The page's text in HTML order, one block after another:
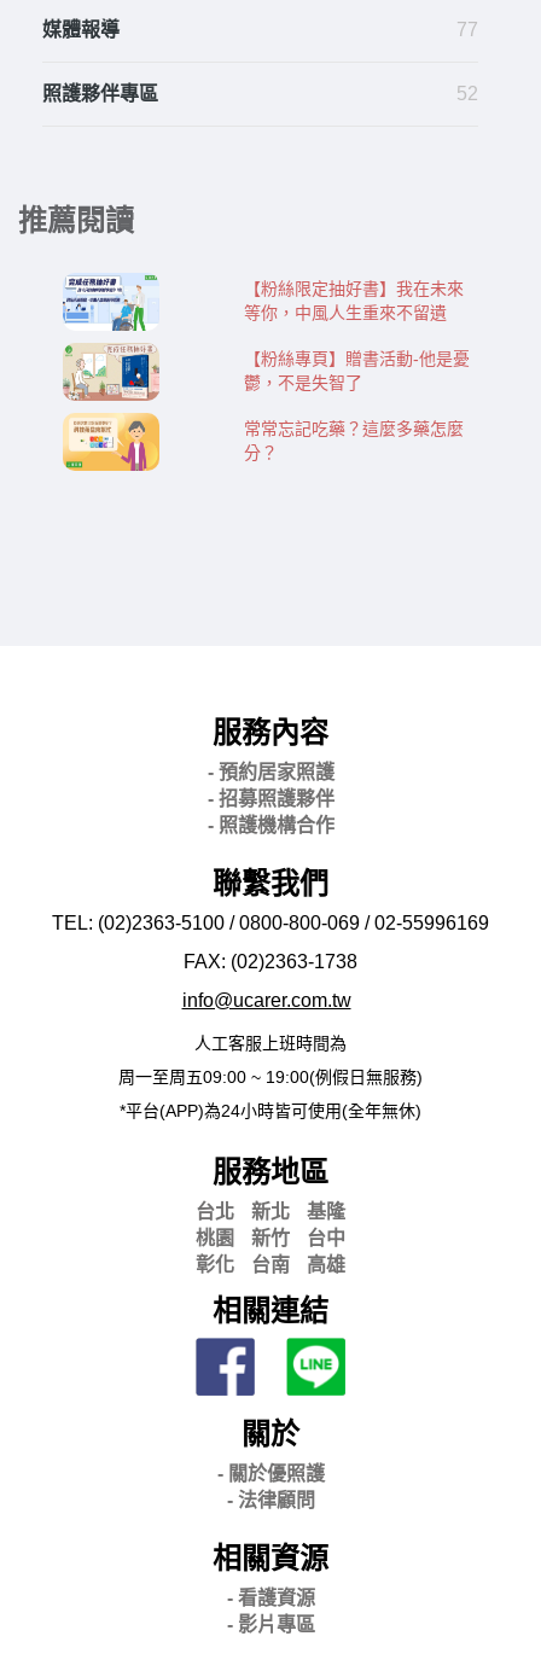
媒體報導 77
照護夥伴專區 52
推薦閱讀
【粉絲限定抽好書】我在未來
等你，中風人生重來不留遺
【粉絲專頁】贈書活動-​​他是憂
鬱，不是失智了
常常忘記吃藥？這麼多藥怎麼
分？
服務內容
- 預約居家照護
- 招募照護夥伴
- 照護機構合作
聯繫我們
TEL: (02)2363-5100 / 0800-800-069 / 02-55996169
FAX: (02)2363-1738
info@ucarer.com.tw
人工客服上班時間為
周一至周五09:00 ~ 19:00(例假日無服務)
*平台(APP)為24小時皆可使用(全年無休)
服務地區
台北 新北
基隆
桃園
新竹
台中
彰化
台南 高雄
相關連結
關於
- 關於優照護
- 法律顧問
相關資源
- 看護資源
- 影片專區